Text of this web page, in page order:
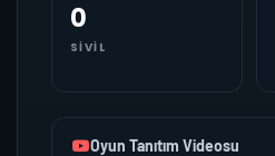
0
SIVIL
Oyun Tanıtım Videosu